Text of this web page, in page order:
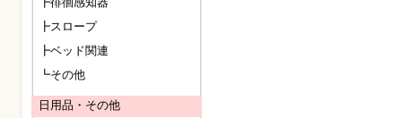
┣スロープ
┣ベッド関連
┗その他
日用品・その他